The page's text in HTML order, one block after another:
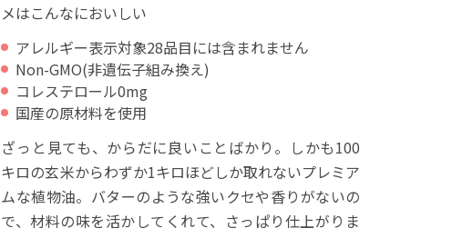
メはこんなにおいしい
アレルギー表示対象28品目には含まれません
Non-GMO(非遺伝子組み換え)
コレステロール0mg
国産の原材料を使用
ざっと見ても、からだに良いことばかり。しかも100
キロの玄米からわずか1キロほどしか取れないプレミア
ムな植物油。バターのような強いクセや香りがないの
で、材料の味を活かしてくれて、さっぱり仕上がりま